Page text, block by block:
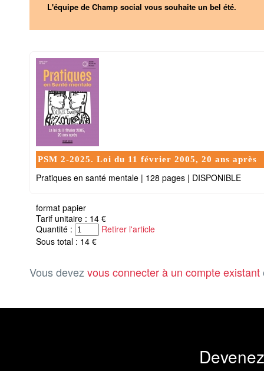
L'équipe de Champ social vous souhaite un bel été.
PSM 2-2025. Loi du 11 février 2005, 20 ans après
Pratiques en santé mentale | 128 pages | DISPONIBLE
format papier
Tarif unitaire : 14 €
Quantité :
Retirer l'article
Sous total : 14 €
Vous devez vous connecter à un compte existant